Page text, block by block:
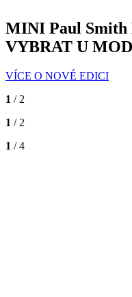
MINI Paul
VYBRAT U
VÍCE O NOVÉ EDICI
1 / 2
1 / 2
1 / 4